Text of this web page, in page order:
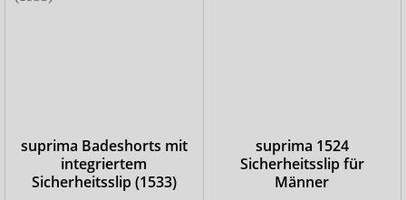
suprima Badeshorts mit
integriertem
Sicherheitsslip (1533)
suprima 1524
Sicherheitsslip für
Männer